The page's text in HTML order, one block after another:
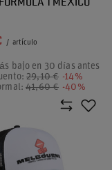
/ artículo
bajo en 30 días antes
29,10 € -14%
41,60 € -40%